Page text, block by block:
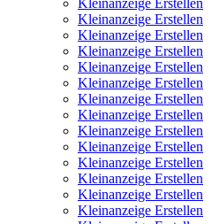
Kleinanzeige Erstellen
Kleinanzeige Erstellen
Kleinanzeige Erstellen
Kleinanzeige Erstellen
Kleinanzeige Erstellen
Kleinanzeige Erstellen
Kleinanzeige Erstellen
Kleinanzeige Erstellen
Kleinanzeige Erstellen
Kleinanzeige Erstellen
Kleinanzeige Erstellen
Kleinanzeige Erstellen
Kleinanzeige Erstellen